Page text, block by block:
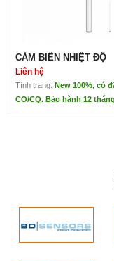
CẢM BIẾN NHIỆT ĐỘ
Liên hệ
Tình trạng: New 100%, có
CO/CQ. Bảo hành 12 tháng
TTECH Đại diện
Ứng dụng: Đo
Ưu điểm: Đo nhiệt